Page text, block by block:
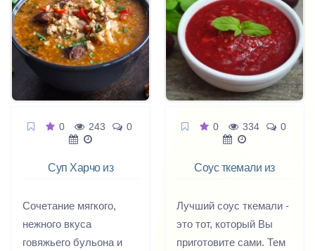
пикантные и очень
полезные. Даже
салаты здесь готовят
по-особенному.
Спросите у любого
грузина, проживающего
городе, какой у него
услышите: «С овощами
здесь необычные, они
заправляются
особенными
0 243 0
Суп Харчо из
Сочетание мягкого,
нежного вкуса
говяжьего бульона и
0 334 0
Соус ткемали из
Лучший соус ткемали -
это тот, который Вы
приготовите сами. Тем